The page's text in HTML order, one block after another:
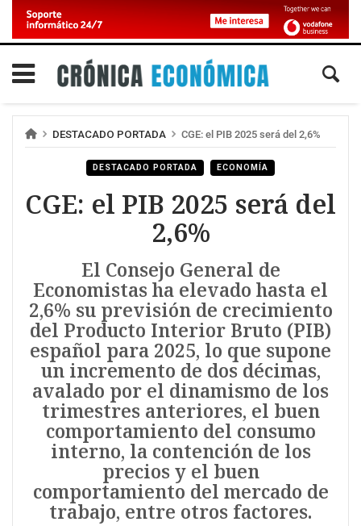
DESTACADO PORTADA CGE: el PIB 2025 será del 2,6%
DESTACADO PORTADA ECONOMÍA
CGE: el PIB 2025 será del
2,6%
El Consejo General de
Economistas ha elevado hasta el
2,6% su previsión de crecimiento
del Producto Interior Bruto (PIB)
español para 2025, lo que supone
un incremento de dos décimas,
avalado por el dinamismo de los
trimestres anteriores, el buen
comportamiento del consumo
interno, la contención de los
precios y el buen
comportamiento del mercado de
trabajo, entre otros factores.